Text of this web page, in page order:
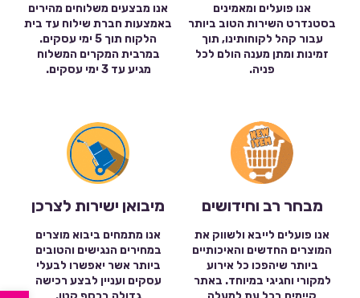
אנו פועלים ומאמינים
בסטנדרט השירות הטוב ביותר
עבור קהל לקוחותינו, תוך
זמינות ומתן מענה הולם לכל
פניה.
אנו מבצעים משלוחים מהירים
באמצעות חברת שילוח עד בית
הלקוח תוך 5 ימי עסקים.
במרבית המקרים המשלוח
מגיע עד 3 ימי עסקים.
מבחר רב וחידושים
אנו פועלים לייבא ולשווק את
המוצרים החדשים והאיכותיים
ביותר שיהפכו כל אירוע
למקורי וחגיגי במיוחד. באתר
מיבואן ישירות לצרכן
אנו מתמחים ביבוא מוצרים
במחירים הנגישים והטובים
ביותר אשר יאפשרו לבעלי
עסקים ועניין לבצע רכישה